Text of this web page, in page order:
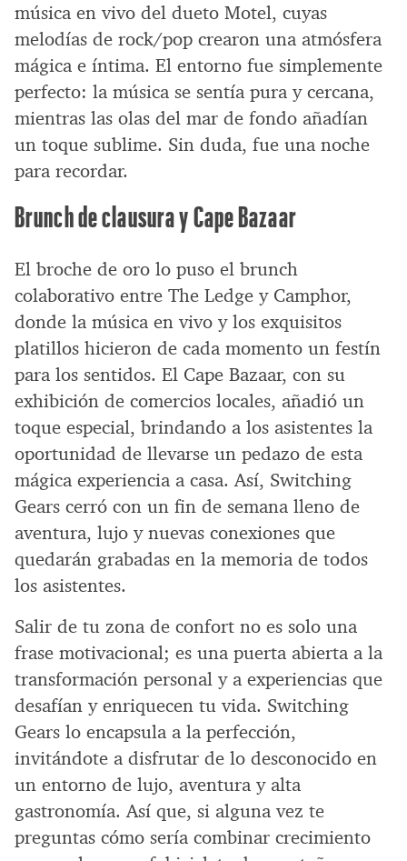
música en vivo del dueto Motel, cuyas
melodías de rock/pop crearon una atmósfera
mágica e íntima. El entorno fue simplemente
perfecto: la música se sentía pura y cercana,
mientras las olas del mar de fondo añadían
un toque sublime. Sin duda, fue una noche
para recordar.
Brunch de clausura y Cape Bazaar
El broche de oro lo puso el brunch
colaborativo entre The Ledge y Camphor,
donde la música en vivo y los exquisitos
platillos hicieron de cada momento un festín
para los sentidos. El Cape Bazaar, con su
exhibición de comercios locales, añadió un
toque especial, brindando a los asistentes la
oportunidad de llevarse un pedazo de esta
mágica experiencia a casa. Así, Switching
Gears cerró con un fin de semana lleno de
aventura, lujo y nuevas conexiones que
quedarán grabadas en la memoria de todos
los asistentes.
Salir de tu zona de confort no es solo una
frase motivacional; es una puerta abierta a la
transformación personal y a experiencias que
desafían y enriquecen tu vida. Switching
Gears lo encapsula a la perfección,
invitándote a disfrutar de lo desconocido en
un entorno de lujo, aventura y alta
gastronomía. Así que, si alguna vez te
preguntas cómo sería combinar crecimiento